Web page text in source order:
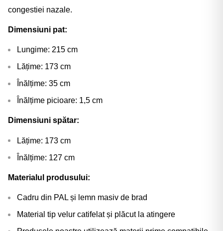
congestiei nazale.
Dimensiuni pat:
Lungime: 215 cm
Lățime: 173 cm
Înălțime: 35 cm
Înălțime picioare: 1,5 cm
Dimensiuni spătar:
Lățime: 173 cm
Înălțime: 127 cm
Materialul produsului:
Cadru din PAL și lemn masiv de brad
Material tip velur catifelat și plăcut la atingere